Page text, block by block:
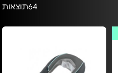
64תוצאות